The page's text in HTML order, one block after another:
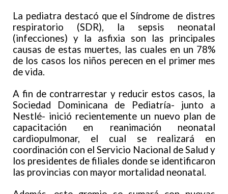
La pediatra destacó que el Síndrome de distres
respiratorio (SDR), la sepsis neonatal
(infecciones) y la asfixia son las principales
causas de estas muertes, las cuales en un 78%
de los casos los niños perecen en el primer mes
de vida.
A fin de contrarrestar y reducir estos casos, la
Sociedad Dominicana de Pediatría- junto a
Nestlé- inició recientemente un nuevo plan de
capacitación en reanimación neonatal
cardiopulmonar, el cual se realizará en
coordinación con el Servicio Nacional de Salud y
los presidentes de filiales donde se identificaron
las provincias con mayor mortalidad neonatal.